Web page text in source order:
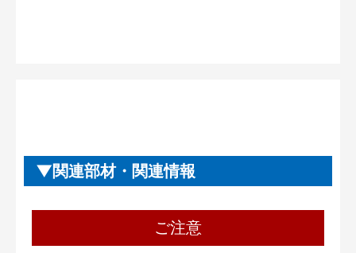
関連部材・関連情報
ご注意